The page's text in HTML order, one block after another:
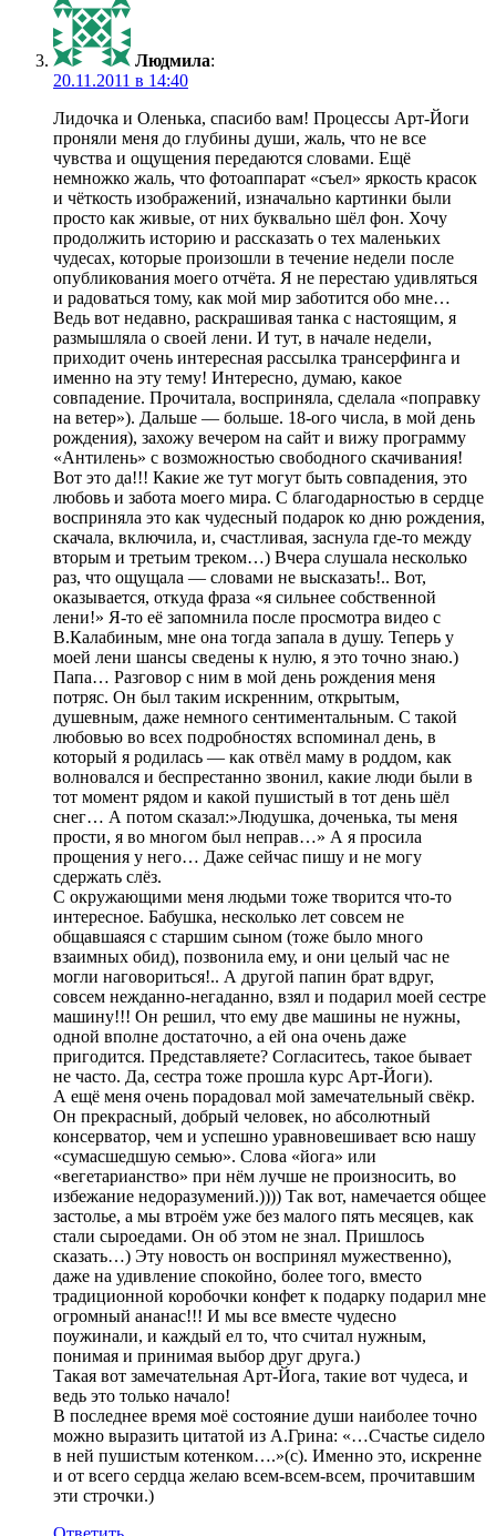
Людмила:
20.11.2011 в 14:40
Лидочка и Оленька, спасибо вам! Процессы Арт-Йоги
проняли меня до глубины души, жаль, что не все
чувства и ощущения передаются словами. Ещё
немножко жаль, что фотоаппарат «съел» яркость красок
и чёткость изображений, изначально картинки были
просто как живые, от них буквально шёл фон. Хочу
продолжить историю и рассказать о тех маленьких
чудесах, которые произошли в течение недели после
опубликования моего отчёта. Я не перестаю удивляться
и радоваться тому, как мой мир заботится обо мне…
Ведь вот недавно, раскрашивая танка с настоящим, я
размышляла о своей лени. И тут, в начале недели,
приходит очень интересная рассылка трансерфинга и
именно на эту тему! Интересно, думаю, какое
совпадение. Прочитала, восприняла, сделала «поправку
на ветер»). Дальше — больше. 18-ого числа, в мой день
рождения), захожу вечером на сайт и вижу программу
«Антилень» с возможностью свободного скачивания!
Вот это да!!! Какие же тут могут быть совпадения, это
любовь и забота моего мира. С благодарностью в сердце
восприняла это как чудесный подарок ко дню рождения,
скачала, включила, и, счастливая, заснула где-то между
вторым и третьим треком…) Вчера слушала несколько
раз, что ощущала — словами не высказать!.. Вот,
оказывается, откуда фраза «я сильнее собственной
лени!» Я-то её запомнила после просмотра видео с
В.Калабиным, мне она тогда запала в душу. Теперь у
моей лени шансы сведены к нулю, я это точно знаю.)
Папа… Разговор с ним в мой день рождения меня
потряс. Он был таким искренним, открытым,
душевным, даже немного сентиментальным. С такой
любовью во всех подробностях вспоминал день, в
который я родилась — как отвёл маму в роддом, как
волновался и беспрестанно звонил, какие люди были в
тот момент рядом и какой пушистый в тот день шёл
снег… А потом сказал:»Людушка, доченька, ты меня
прости, я во многом был неправ…» А я просила
прощения у него… Даже сейчас пишу и не могу
сдержать слёз.
С окружающими меня людьми тоже творится что-то
интересное. Бабушка, несколько лет совсем не
общавшаяся с старшим сыном (тоже было много
взаимных обид), позвонила ему, и они целый час не
могли наговориться!.. А другой папин брат вдруг,
совсем нежданно-негаданно, взял и подарил моей сестре
машину!!! Он решил, что ему две машины не нужны,
одной вполне достаточно, а ей она очень даже
пригодится. Представляете? Согласитесь, такое бывает
не часто. Да, сестра тоже прошла курс Арт-Йоги).
А ещё меня очень порадовал мой замечательный свёкр.
Он прекрасный, добрый человек, но абсолютный
консерватор, чем и успешно уравновешивает всю нашу
«сумасшедшую семью». Слова «йога» или
«вегетарианство» при нём лучше не произносить, во
избежание недоразумений.)))) Так вот, намечается общее
застолье, а мы втроём уже без малого пять месяцев, как
стали сыроедами. Он об этом не знал. Пришлось
сказать…) Эту новость он воспринял мужественно),
даже на удивление спокойно, более того, вместо
традиционной коробочки конфет к подарку подарил мне
огромный ананас!!! И мы все вместе чудесно
поужинали, и каждый ел то, что считал нужным,
понимая и принимая выбор друг друга.)
Такая вот замечательная Арт-Йога, такие вот чудеса, и
ведь это только начало!
В последнее время моё состояние души наиболее точно
можно выразить цитатой из А.Грина: «…Счастье сидело
в ней пушистым котенком….»(с). Именно это, искренне
и от всего сердца желаю всем-всем-всем, прочитавшим
эти строчки.)